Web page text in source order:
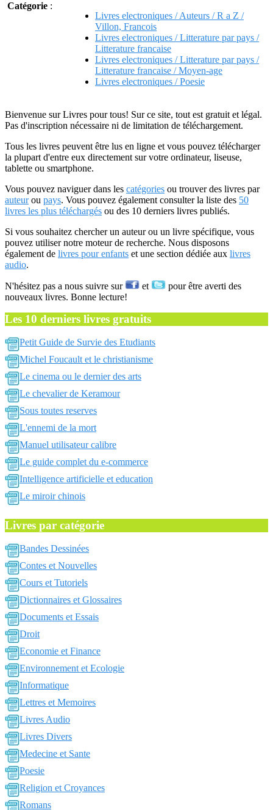
Catégorie :
Livres electroniques / Auteurs / R a Z /
Villon, Francois
Livres electroniques / Litterature par pays /
Litterature francaise
Livres electroniques / Litterature par pays /
Litterature francaise / Moyen-age
Livres electroniques / Poesie
Bienvenue sur Livres pour tous! Sur ce site, tout est gratuit et légal.
Pas d'inscription nécessaire ni de limitation de téléchargement.
Tous les livres peuvent être lus en ligne et vous pouvez télécharger
la plupart d'entre eux directement sur votre ordinateur, liseuse,
tablette ou smartphone.
Vous pouvez naviguer dans les catégories ou trouver des livres par
auteurou pays. Vous pouvez également consulter la liste des 50
livres les plus téléchargés ou des 10 derniers livres publiés.
Si vous souhaitez chercher un auteur ou un livre spécifique, vous
pouvez utiliser notre moteur de recherche. Nous disposons
également de livres pour enfants et une section dédiée aux livres
audio.
N'hésitez pas a nous suivre sur et
pour être averti des
nouveaux livres. Bonne lecture!
Les 10 derniers livres gratuits
Petit Guide de Survie des Etudiants
Michel Foucault et le christianisme
Le cinema ou le dernier des arts
Le chevalier de Keramour
Sous toutes reserves
L'ennemi de la mort
Manuel utilisateur calibre
Le guide complet du e-commerce
Intelligence artificielle et education
Le miroir chinois
Livres par catégorie
Bandes Dessinées
Contes et Nouvelles
Cours et Tutoriels
Dictionnaires et Glossaires
Documents et Essais
Droit
Economie et Finance
Environnement et Ecologie
Informatique
Lettres et Memoires
Livres Audio
Livres Divers
Medecine et Sante
Poesie
Religion et Croyances
Romans